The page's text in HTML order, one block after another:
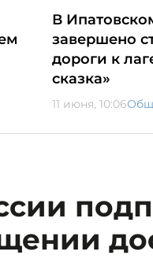
В
завершено
дороги к
сказка»
11 июня, 10:06